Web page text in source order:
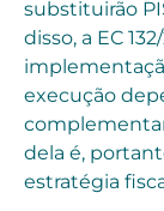
substituirão
disso, a EC
execução
dela é,
estratégia